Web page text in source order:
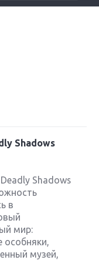
Shadows
Shadows
в
мир:
особняки,
музей,